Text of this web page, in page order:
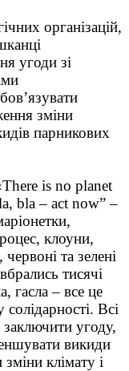
організацій,
угоди зі
зміни
парникових
is no planet
bla – act now” –
клоуни,
та зелені
тисячі
гасла – все це
Всі
угоду,
викиди
клімату і